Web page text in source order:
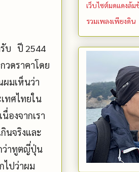
รับ ปี 2544
วดราคาโดย
ผมเห็นว่า
ทศไทยใน
องจากเรา
นจริงและ
ว่าทูตญี่ปุ่น
ไปว่าผม
เว็บไซต์มดแดงล้ม
รวมเพลงเพียงดิน